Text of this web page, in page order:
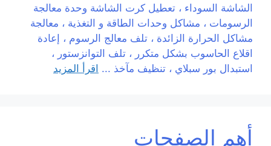
الشاشة السوداء ، تعطيل كرت الشاشة وحدة معالجة
الرسومات ، مشاكل وحدات الطاقة و التغذية ، معالجة
مشاكل الحرارة الزائدة ، تلف معالج الرسوم ، إعادة
اقلاع الحاسوب بشكل متكرر ، تلف التوانزستور ،
استبدال بور سبلاي ، تنظيف مآخذ ... اقرأ المزيد
أهم الصفحات